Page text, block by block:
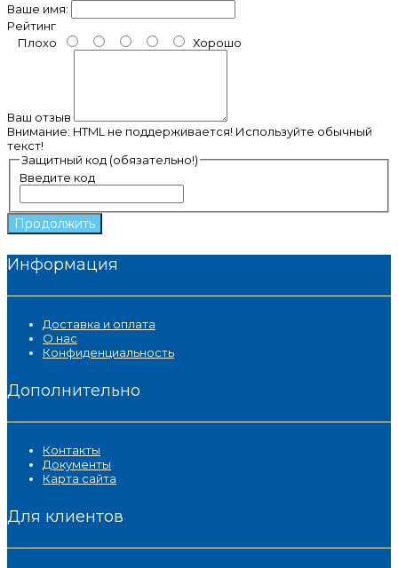
Ваше имя:
Рейтинг
Плохо
Хорошо
Ваш отзыв
Внимание: HTML не поддерживается! Используйте обычный
текст!
Защитный код (обязательно!)
Введите код
Продолжить
Информация
Доставка и оплата
О нас
Конфиденциальность
Дополнительно
Контакты
Документы
Карта сайта
Для клиентов